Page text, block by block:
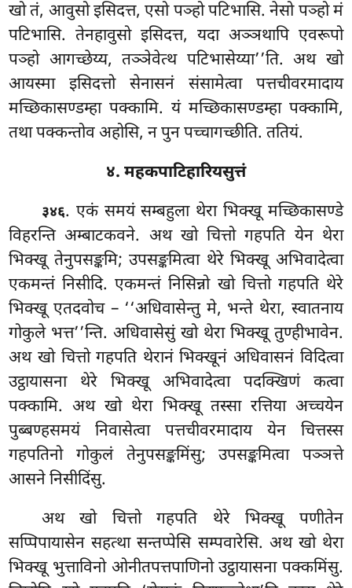
खो तं, आवुसो इसिदत्त, एसो पञ्हो पटिभासि. नेसो पञ्हो मं
पटिभासि. तेनहावुसो इसिदत्त, यदा अञ्ञथापि एवरूपो
पञ्हो आगच्छेय्य, तञ्ञेवेत्थ पटिभासेय्या’’ति. अथ खो
आयस्मा इसिदत्तो सेनासनं संसामेत्वा पत्तचीवरमादाय
मच्छिकासण्डम्हा पक्कामि. यं मच्छिकासण्डम्हा पक्कामि,
तथा पक्कन्तोव अहोसि, न पुन पच्चागच्छीति. ततियं.
४. महकपाटिहारियसुत्तं
३४६. एकं समयं सम्बहुला थेरा भिक्खू मच्छिकासण्डे
विहरन्ति अम्बाटकवने. अथ खो चित्तो गहपति येन थेरा
भिक्खू तेनुपसङ्कमि; उपसङ्कमित्वा थेरे भिक्खू अभिवादेत्वा
एकमन्तं निसीदि. एकमन्तं निसिन्नो खो चित्तो गहपति थेरे
भिक्खू एतदवोच – ‘‘अधिवासेन्तु मे, भन्ते थेरा, स्वातनाय
गोकुले भत्त’’न्ति. अधिवासेसुं खो थेरा भिक्खू तुण्हीभावेन.
अथ खो चित्तो गहपति थेरानं भिक्खूनं अधिवासनं विदित्वा
उट्ठायासना थेरे भिक्खू अभिवादेत्वा पदक्खिणं कत्वा
पक्कामि. अथ खो थेरा भिक्खू तस्सा रत्तिया अच्चयेन
पुब्बण्हसमयं निवासेत्वा पत्तचीवरमादाय येन चित्तस्स
गहपतिनो गोकुलं तेनुपसङ्कमिंसु; उपसङ्कमित्वा पञ्ञत्ते
आसने निसीदिंसु.
अथ खो चित्तो गहपति थेरे भिक्खू पणीतेन
सप्पिपायासेन सहत्था सन्तप्पेसि सम्पवारेसि. अथ खो थेरा
भिक्खू भुत्ताविनो ओनीतपत्तपाणिनो उट्ठायासना पक्कमिंसु.